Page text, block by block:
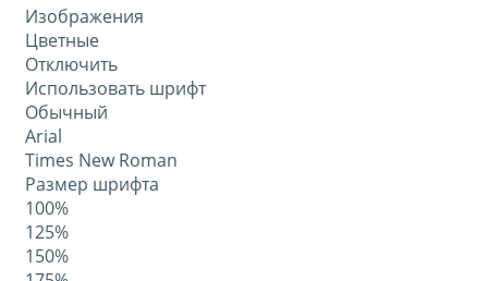
Изображения
Цветные
Отключить
Использовать шрифт
Обычный
Arial
Times New Roman
Размер шрифта
100%
125%
150%